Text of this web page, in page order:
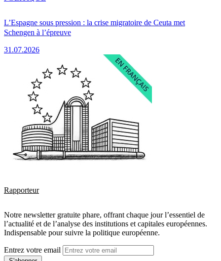
L’Espagne sous pression : la crise migratoire de Ceuta met
Schengen à l’épreuve
31.07.2026
Rapporteur
Notre newsletter gratuite phare, offrant chaque jour l’essentiel de
l’actualité et de l’analyse des institutions et capitales européennes.
Indispensable pour suivre la politique européenne.
Entrez votre email